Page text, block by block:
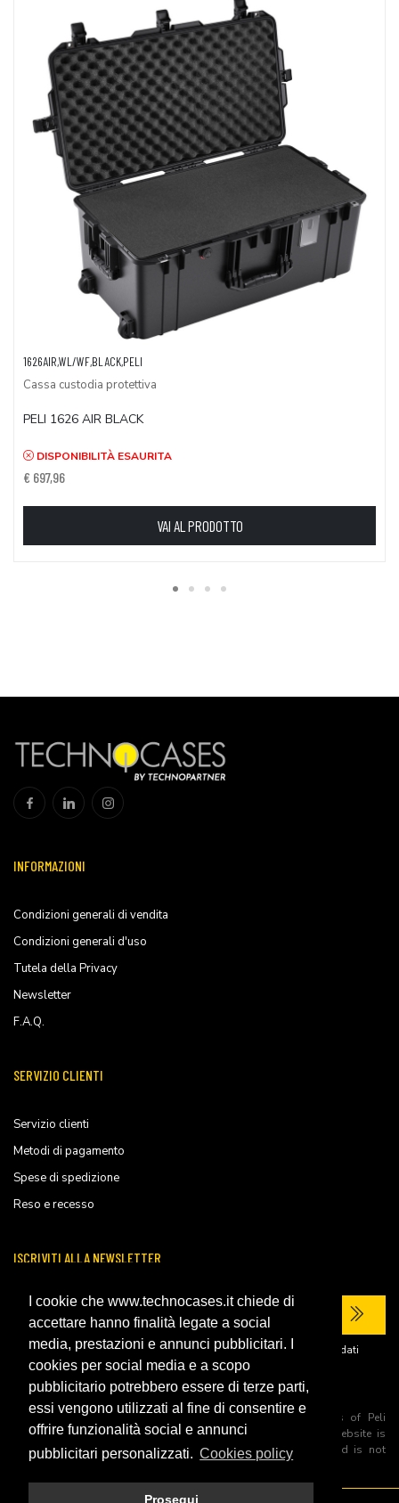
I cookie che www.technocases.it chiede di
accettare hanno finalità legate a social
media, prestazioni e annunci pubblicitari. I
cookies per social media e a scopo
pubblicitario potrebbero essere di terze parti,
essi vengono utilizzati al fine di consentire e
offrire funzionalità social e annunci
pubblicitari personalizzati. Cookies policy
Prosegui
1626AIR,WL/WF,BLACK,PELI
Cassa custodia protettiva
PELI 1626 AIR BLACK
DISPONIBILITÀ ESAURITA
€ 697,96
VAI AL PRODOTTO
INFORMAZIONI
Condizioni generali di vendita
Condizioni generali d'uso
Tutela della Privacy
Newsletter
F.A.Q.
SERVIZIO CLIENTI
Servizio clienti
Metodi di pagamento
Spese di spedizione
Reso e recesso
ISCRIVITI ALLA NEWSLETTER
Ho letto laprivacy policy del sito e acconsento al trattamento dei miei dati
personali per ricevere comunicazioni commerciali.
All trademarks are registered and/or unregistered trademarks of Peli
Products, S.L.U. its parents, subsiadiries and affiliates. This website is
independently owned and operated by Technopartner SRL and is not
owned by Peli Products, S.L.U